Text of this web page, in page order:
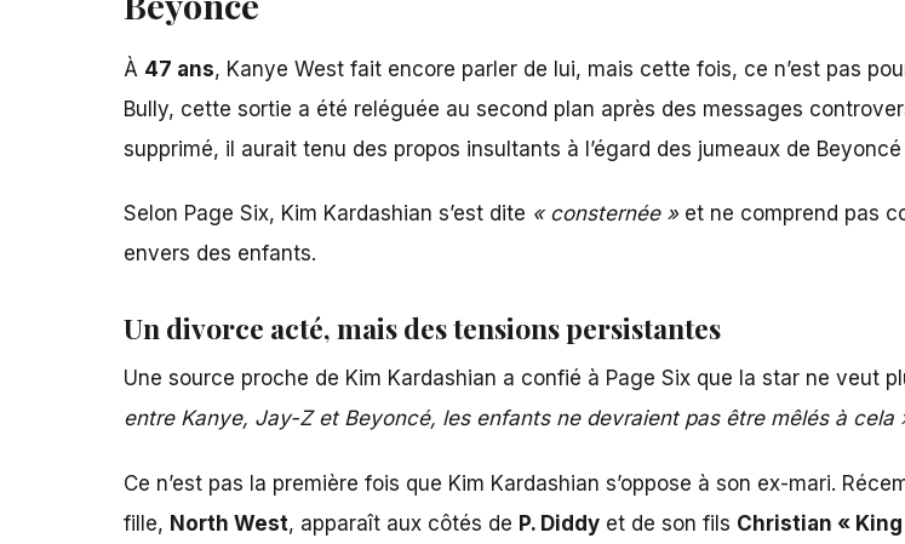
À 47 ans, Kanye West fait encore parler de lui, mais cette fois, ce n’est pas
Bully, cette sortie a été reléguée au second plan après des messages
supprimé, il aurait tenu des propos insultants à l’égard des jumeaux de
Selon Page Six, Kim Kardashian s’est dite « consternée »et ne comprend pas
envers des enfants.
Un divorce acté, mais des tensions persistantes
Une source proche de Kim Kardashian a confié à Page Six que la star ne veut
entre Kanye, Jay-Z et Beyoncé, les enfants ne devraient pas être mêlés à cela
Ce n’est pas la première fois que Kim Kardashian s’oppose à son ex-mari.
fille, North West, apparaît aux côtés de P. Diddy et de son fils Christian «